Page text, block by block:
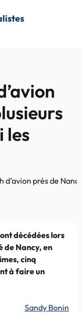
les
d’avion près de
décédées lors
de Nancy, en
cinq
à faire un
Sandy Bonin